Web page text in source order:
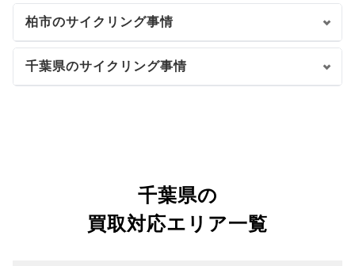
柏市のサイクリング事情
千葉県のサイクリング事情
千葉県の
買取対応エリア一覧